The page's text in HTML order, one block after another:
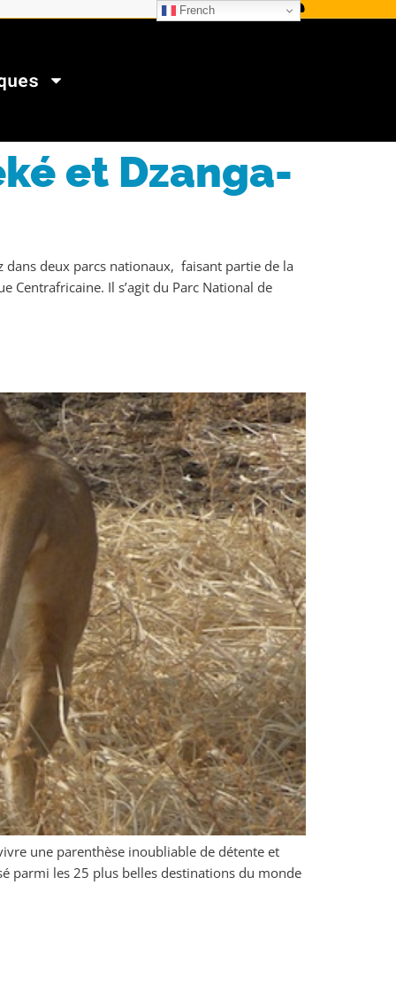
et Dzanga-
deux parcs nationaux, faisant partie de la
Centrafricaine. Il s’agit du Parc National de
une parenthèse inoubliable de détente et
parmi les 25 plus belles destinations du monde
French